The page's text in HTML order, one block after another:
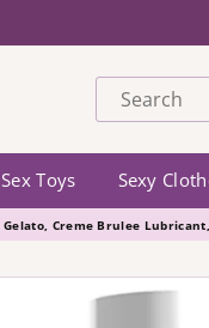
Sex Toys Sexy
Gelato, Creme Brulee